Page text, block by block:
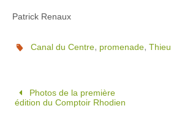
Patrick Renaux
Canal du Centre, promenade,Thieu
Photos de la première
édition du Comptoir Rhodien